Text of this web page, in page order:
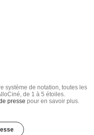
système de notation, toutes les
de 1 à 5 étoiles.
presse pour en savoir plus.